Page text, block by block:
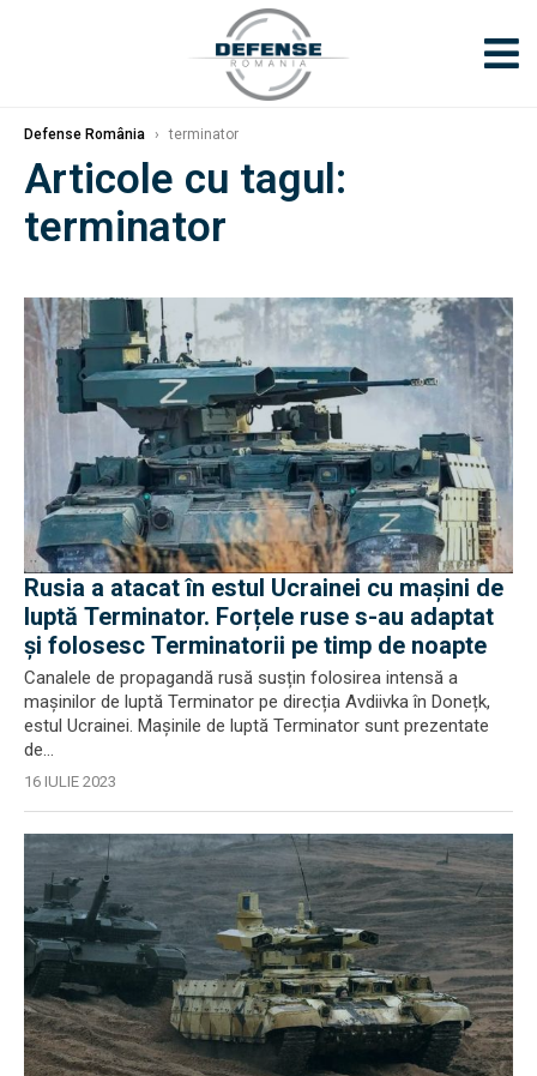
Defense România › terminator
Articole cu tagul:
terminator
Rusia a atacat în estul Ucrainei cu mașini de
luptă Terminator. Forțele ruse s-au adaptat
și folosesc Terminatorii pe timp de noapte
Canalele de propagandă rusă susțin folosirea intensă a
mașinilor de luptă Terminator pe direcția Avdiivka în Donețk,
estul Ucrainei. Mașinile de luptă Terminator sunt prezentate
de...
16 IULIE 2023